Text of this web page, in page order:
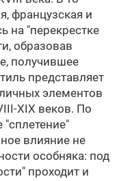
французская и
на "перекрестке
образовав
получившее
представляет
элементов
XIX веков. По
влияние не
особняка: под
проходит и